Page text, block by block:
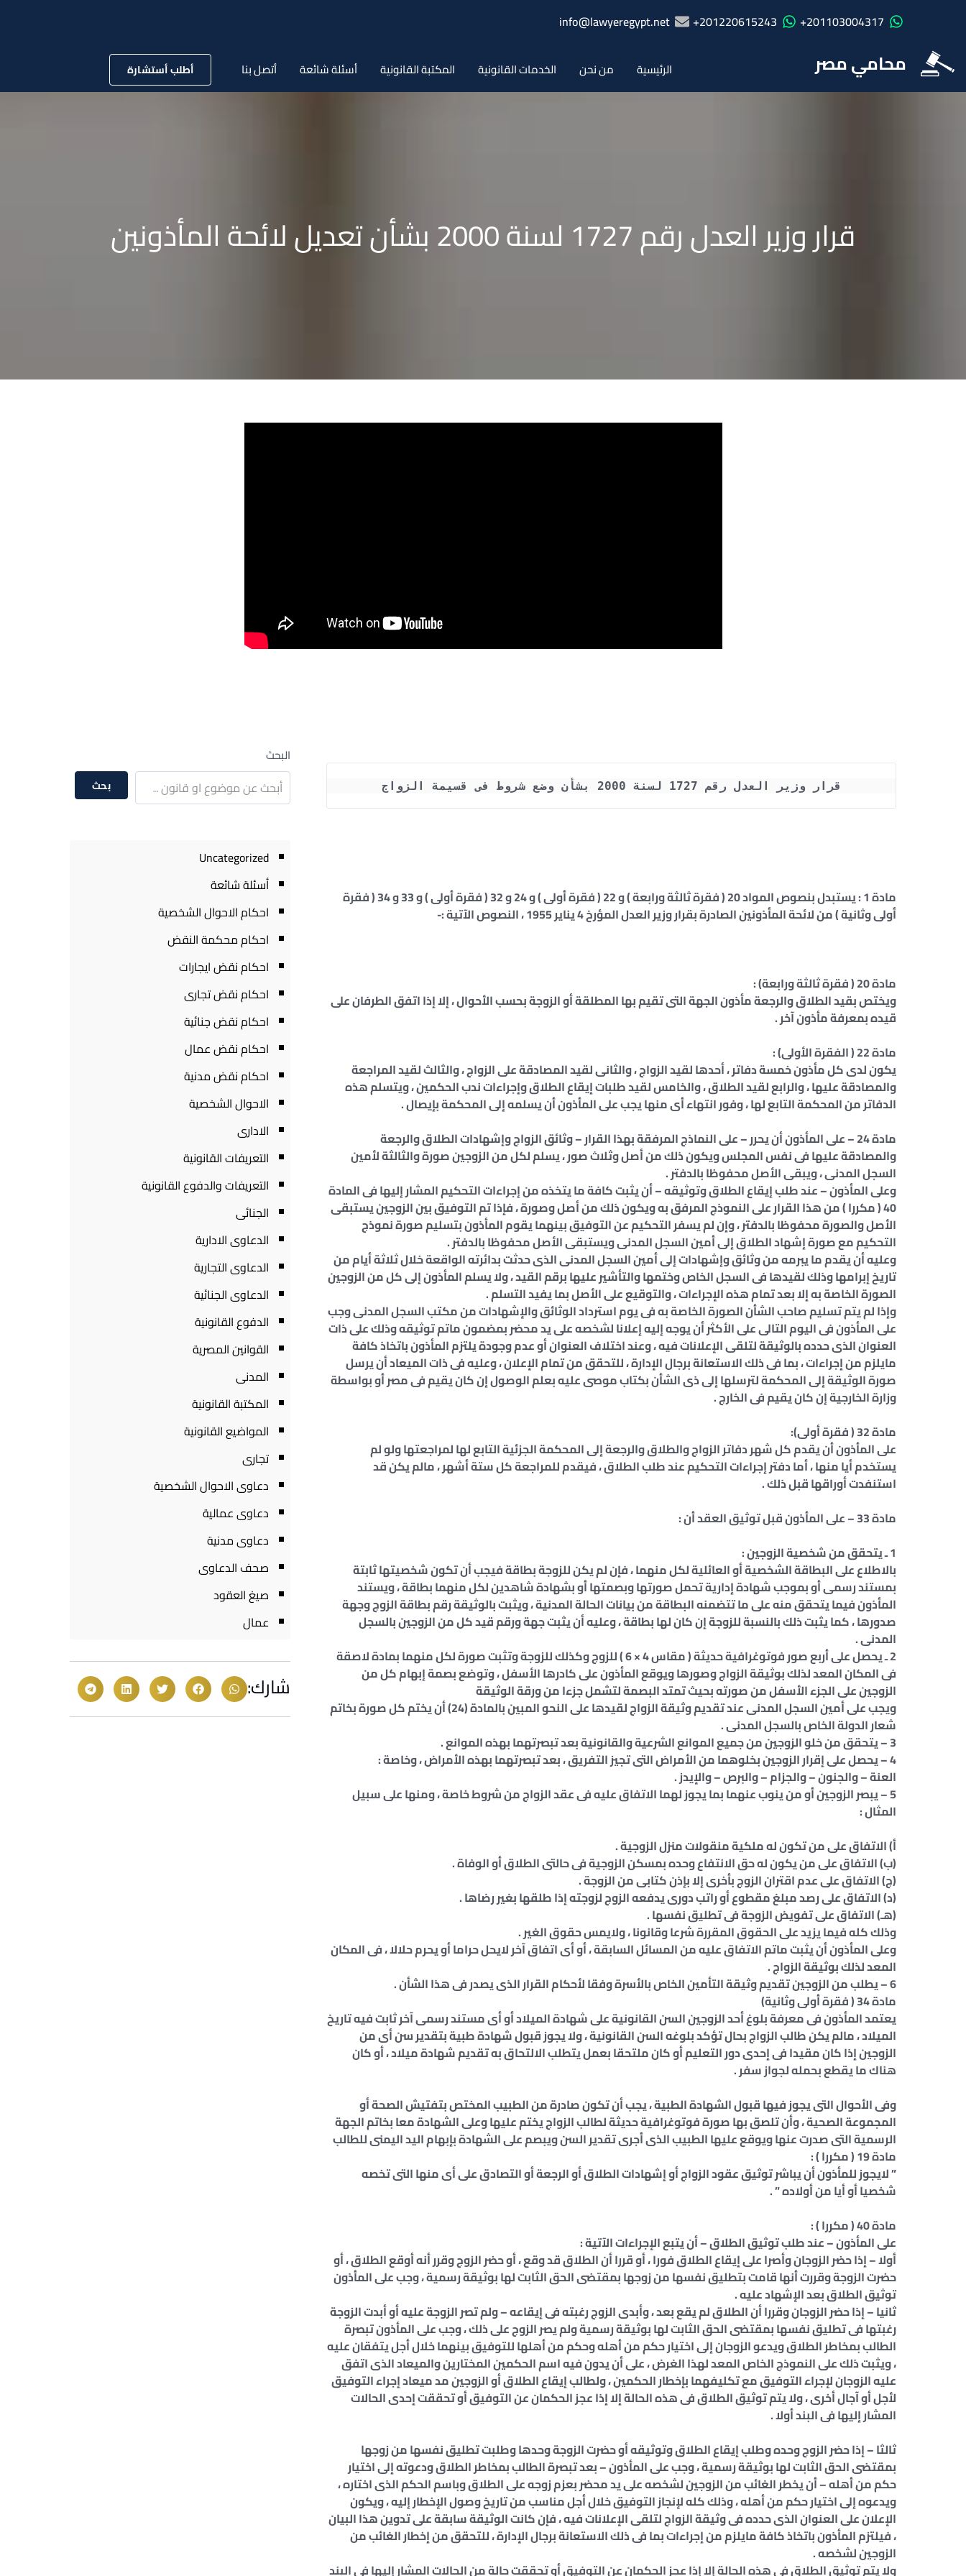
201103004317+
201220615243+
info@lawyeregypt.net
محامي مصر الرئيسية من نحن الخدمات القانونية المكتبة القانونية أسئلة شائعة أتصل بنا أطلب أستشارة
قرار وزير العدل رقم 1727 لسنة 2000 بشأن تعديل لائحة المأذونين
قرار وزير العدل رقم 1727 لسنة 2000 بشأن وضع شروط فى قسيمة الزواج
مادة 1 : يستبدل بنصوص المواد 20 ( فقرة ثالثة ورابعة ) و 22 ( فقرة أولى ) و 24 و 32 ( فقرة أولى ) و 33 و 34 ( فقرة
أولى وثانية ) من لائحة المأذونين الصادرة بقرار وزير العدل المؤرخ 4 يناير 1955 ، النصوص الآتية :-
مادة 20 ( فقرة ثالثة ورابعة) :
ويختص بقيد الطلاق والرجعة مأذون الجهة التى تقيم بها المطلقة أو الزوجة بحسب الأحوال ، إلا إذا اتفق الطرفان على
قيده بمعرفة مأذون آخر .
مادة 22 ( الفقرة الأولى) :
يكون لدى كل مأذون خمسة دفاتر ، أحدها لقيد الزواج ، والثانى لقيد المصادقة على الزواج ، والثالث لقيد المراجعة
والمصادقة عليها ، والرابع لقيد الطلاق ، والخامس لقيد طلبات إيقاع الطلاق وإجراءات ندب الحكمين ، ويتسلم هذه
الدفاتر من المحكمة التابع لها ، وفور انتهاء أى منها يجب على المأذون أن يسلمه إلى المحكمة بإيصال .
مادة 24 – على المأذون أن يحرر – على النماذج المرفقة بهذا القرار – وثائق الزواج وإشهادات الطلاق والرجعة
والمصادقة عليها فى نفس المجلس ويكون ذلك من أصل وثلاث صور ، يسلم لكل من الزوجين صورة والثالثة لأمين
السجل المدنى ، ويبقى الأصل محفوظا بالدفتر .
وعلى المأذون – عند طلب إيقاع الطلاق وتوثيقه – أن يثبت كافة ما يتخذه من إجراءات التحكيم المشار إليها فى المادة
40 ( مكررا ) من هذا القرار على النموذج المرفق به ويكون ذلك من أصل وصورة ، فإذا تم التوفيق بين الزوجين يستبقى
الأصل والصورة محفوظا بالدفتر ، وإن لم يسفر التحكيم عن التوفيق بينهما يقوم المأذون بتسليم صورة نموذج
التحكيم مع صورة إشهاد الطلاق إلى أمين السجل المدنى ويستبقى الأصل محفوظا بالدفتر .
وعليه أن يقدم ما يبرمه من وثائق وإشهادات إلى أمين السجل المدنى الذى حدثت بدائرته الواقعة خلال ثلاثة أيام من
تاريخ إبرامها وذلك لقيدها فى السجل الخاص وختمها والتأشير عليها برقم القيد ، ولا يسلم المأذون إلى كل من الزوجين
الصورة الخاصة به إلا بعد تمام هذه الإجراءات ، والتوقيع على الأصل بما يفيد التسلم .
وإذا لم يتم تسليم صاحب الشأن الصورة الخاصة به فى يوم استرداد الوثائق والإشهادات من مكتب السجل المدنى وجب
على المأذون فى اليوم التالى على الأكثر أن يوجه إليه إعلانا لشخصه على يد محضر بمضمون ماتم توثيقه وذلك على ذات
العنوان الذى حدده بالوثيقة لتلقى الإعلانات فيه ، وعند اختلاف العنوان أو عدم وجودة يلتزم المأذون باتخاذ كافة
مايلزم من إجراءات ، بما فى ذلك الاستعانة برجال الإدارة ، للتحقق من تمام الإعلان ، وعليه فى ذات الميعاد أن يرسل
صورة الوثيقة إلى المحكمة لترسلها إلى ذى الشأن بكتاب موصى عليه بعلم الوصول إن كان يقيم فى مصر أو بواسطة
وزارة الخارجية إن كان يقيم فى الخارج .
مادة 32 ( فقرة أولى):
على المأذون أن يقدم كل شهر دفاتر الزواج والطلاق والرجعة إلى المحكمة الجزئية التابع لها لمراجعتها ولو لم
يستخدم أيا منها ، أما دفتر إجراءات التحكيم عند طلب الطلاق ، فيقدم للمراجعة كل ستة أشهر ، مالم يكن قد
استنفدت أوراقها قبل ذلك .
مادة 33 – على المأذون قبل توثيق العقد أن :
1 ـ يتحقق من شخصية الزوجين :
بالاطلاع على البطاقة الشخصية أو العائلية لكل منهما ، فإن لم يكن للزوجة بطاقة فيجب أن تكون شخصيتها ثابتة
بمستند رسمى أو بموجب شهادة إدارية تحمل صورتها وبصمتها أو بشهادة شاهدين لكل منهما بطاقة ، ويستند
المأذون فيما يتحقق منه على ما تتضمنه البطاقة من بيانات الحالة المدنية ، ويثبت بالوثيقة رقم بطاقة الزوج وجهة
صدورها ، كما يثبت ذلك بالنسبة للزوجة إن كان لها بطاقة ، وعليه أن يثبت جهة ورقم قيد كل من الزوجين بالسجل
المدنى .
2 ـ يحصل على أربع صور فوتوغرافية حديثة ( مقاس 4 × 6 ) للزوج وكذلك للزوجة وتثبت صورة لكل منهما بمادة لاصقة
فى المكان المعد لذلك بوثيقة الزواج وصورها ويوقع المأذون على كادرها الأسفل ، وتوضع بصمة إبهام كل من
الزوجين على الجزء الأسفل من صورته بحيث تمتد البصمة لتشمل جزءا من ورقة الوثيقة
ويجب على أمين السجل المدنى عند تقديم وثيقة الزواج لقيدها على النحو المبين بالمادة (24) أن يختم كل صورة بخاتم
شعار الدولة الخاص بالسجل المدنى .
3 – يتحقق من خلو الزوجين من جميع الموانع الشرعية والقانونية بعد تبصرتهما بهذه الموانع .
4 – يحصل على إقرار الزوجين بخلوهما من الأمراض التى تجيز التفريق ، بعد تبصرتهما بهذه الأمراض ، وخاصة :
العنة – والجنون – والجزام – والبرص – والإيدز .
5 – يبصر الزوجين أو من ينوب عنهما بما يجوز لهما الاتفاق عليه فى عقد الزواج من شروط خاصة ، ومنها على سبيل
المثال :
أ) الاتفاق على من تكون له ملكية منقولات منزل الزوجية .
(ب) الاتفاق على من يكون له حق الانتفاع وحده بمسكن الزوجية فى حالتى الطلاق أو الوفاة .
(ج) الاتفاق على عدم اقتران الزوج بأخرى إلا بإذن كتابى من الزوجة .
(د) الاتفاق على رصد مبلغ مقطوع أو راتب دورى يدفعه الزوج لزوجته إذا طلقها بغير رضاها .
(هـ) الاتفاق على تفويض الزوجة فى تطليق نفسها .
وذلك كله فيما يزيد على الحقوق المقررة شرعا وقانونا ، ولايمس حقوق الغير .
وعلى المأذون أن يثبت ماتم الاتفاق عليه من المسائل السابقة ، أو أى اتفاق آخر لايحل حراما أو يحرم حلالا ، فى المكان
المعد لذلك بوثيقة الزواج .
6 – يطلب من الزوجين تقديم وثيقة التأمين الخاص بالأسرة وفقا لأحكام القرار الذى يصدر فى هذا الشأن .
مادة 34 ( فقرة أولى وثانية)
يعتمد المأذون فى معرفة بلوغ أحد الزوجين السن القانونية على شهادة الميلاد أو أى مستند رسمى آخر ثابت فيه تاريخ
الميلاد ، مالم يكن طالب الزواج بحال تؤكد بلوغه السن القانونية ، ولا يجوز قبول شهادة طبية بتقدير سن أى من
الزوجين إذا كان مقيدا فى إحدى دور التعليم أو كان ملتحقا بعمل يتطلب الالتحاق به تقديم شهادة ميلاد ، أو كان
هناك ما يقطع بحمله لجواز سفر .
وفى الأحوال التى يجوز فيها قبول الشهادة الطبية ، يجب أن تكون صادرة من الطبيب المختص بتفتيش الصحة أو
المجموعة الصحية ، وأن تلصق بها صورة فوتوغرافية حديثة لطالب الزواج يختم عليها وعلى الشهادة معا بخاتم الجهة
الرسمية التى صدرت عنها ويوقع عليها الطبيب الذى أجرى تقدير السن ويبصم على الشهادة بإبهام اليد اليمنى للطالب
مادة 19 ( مكررا ) :
” لايجوز للمأذون أن يباشر توثيق عقود الزواج أو إشهادات الطلاق أو الرجعة أو التصادق على أى منها التى تخصه
شخصيا أو أيا من أولاده ” .
مادة 40 ( مكررا ) :
على المأذون – عند طلب توثيق الطلاق – أن يتبع الإجراءات الآتية :
أولا – إذا حضر الزوجان وأصرا على إيقاع الطلاق فورا ، أو قررا أن الطلاق قد وقع ، أو حضر الزوج وقرر أنه أوقع الطلاق ، أو
حضرت الزوجة وقررت أنها قامت بتطليق نفسها من زوجها بمقتضى الحق الثابت لها بوثيقة رسمية ، وجب على المأذون
توثيق الطلاق بعد الإشهاد عليه .
ثانيا – إذا حضر الزوجان وقررا أن الطلاق لم يقع بعد ، وأبدى الزوج رغبته فى إيقاعه – ولم تصر الزوجة عليه أو أبدت الزوجة
رغبتها فى تطليق نفسها بمقتضى الحق الثابت لها بوثيقة رسمية ولم يصر الزوج على ذلك ، وجب على المأذون تبصرة
الطالب بمخاطر الطلاق ويدعو الزوجان إلى اختيار حكم من أهله وحكم من أهلها للتوفيق بينهما خلال أجل يتفقان عليه
، ويثبت ذلك على النموذج الخاص المعد لهذا الغرض ، على أن يدون فيه اسم الحكمين المختارين والميعاد الذى اتفق
عليه الزوجان لإجراء التوفيق مع تكليفهما بإخطار الحكمين ، ولطالب إيقاع الطلاق أو الزوجين مد ميعاد إجراء التوفيق
لأجل أو آجال أخرى ، ولا يتم توثيق الطلاق فى هذه الحالة إلا إذا عجز الحكمان عن التوفيق أو تحققت إحدى الحالات
المشار إليها فى البند أولا .
ثالثا – إذا حضر الزوج وحده وطلب إيقاع الطلاق وتوثيقه أو حضرت الزوجة وحدها وطلبت تطليق نفسها من زوجها
بمقتضى الحق الثابت لها بوثيقة رسمية ، وجب على المأذون – بعد تبصرة الطالب بمخاطر الطلاق ودعوته إلى اختيار
حكم من أهله – أن يخطر الغائب من الزوجين لشخصه على يد محضر بعزم زوجه على الطلاق وباسم الحكم الذى اختاره ،
ويدعوه إلى اختيار حكم من أهله ، وذلك كله لإنجاز التوفيق خلال أجل مناسب من تاريخ وصول الإخطار إليه ، ويكون
الإعلان على العنوان الذى حدده فى وثيقة الزواج لتلقى الإعلانات فيه ، فإن كانت الوثيقة سابقة على تدوين هذا البيان
، فيلتزم المأذون باتخاذ كافة مايلزم من إجراءات بما فى ذلك الاستعانة برجال الإدارة ، للتحقق من إخطار الغائب من
الزوجين لشخصه .
ولا يتم توثيق الطلاق فى هذه الحالة إلا إذا عجز الحكمان عن التوفيق أو تحققت حالة من الحالات المشار إليها فى البند
البحث
بحث
Uncategorized
أسئلة شائعة
احكام الاحوال الشخصية
احكام محكمة النقض
احكام نقض ايجارات
احكام نقض تجارى
احكام نقض جنائية
احكام نقض عمال
احكام نقض مدنية
الاحوال الشخصية
الادارى
التعريفات القانونية
التعريفات والدفوع القانونية
الجنائى
الدعاوى الادارية
الدعاوى التجارية
الدعاوى الجنائية
الدفوع القانونية
القوانين المصرية
المدنى
المكتبة القانونية
المواضيع القانونية
تجارى
دعاوى الاحوال الشخصية
دعاوى عمالية
دعاوى مدنية
صحف الدعاوى
صيغ العقود
عمال
شارك: